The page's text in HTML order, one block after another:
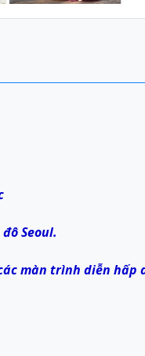
Seoul.
màn trình diễn hấp